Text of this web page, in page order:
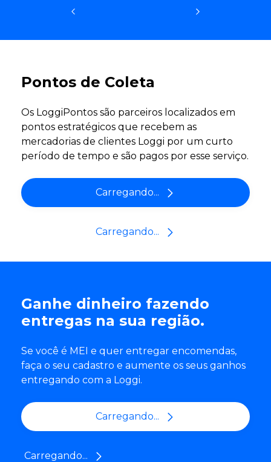
Pontos de Coleta
Os LoggiPontos são parceiros localizados em
pontos estratégicos que recebem as
mercadorias de clientes Loggi por um curto
período de tempo e são pagos por esse serviço.
Carregando...
Carregando...
Ganhe dinheiro fazendo
entregas na sua região.
Se você é MEI e quer entregar encomendas,
faça o seu cadastro e aumente os seus ganhos
entregando com a Loggi.
Carregando...
Carregando...